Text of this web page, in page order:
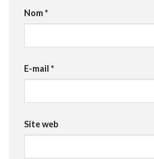
Nom*
E-mail *
Site web